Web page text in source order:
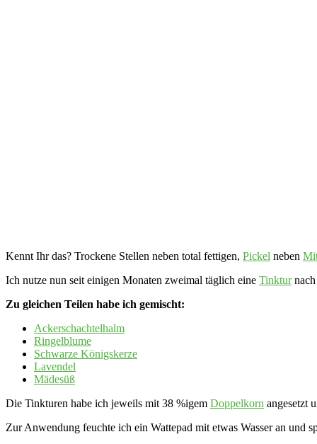
Kennt Ihr das? Trockene Stellen neben total fettigen, Pickel neben
Ich nutze nun seit einigen Monaten zweimal täglich eine Tinkturnach
Zu gleichen Teilen habe ich gemischt:
Ackerschachtelhalm
Ringelblume
Schwarze Königskerze
Lavendel
Mädesüß
Die Tinkturen habe ich jeweils mit 38 %igem Doppelkorn angesetzt
Zur Anwendung feuchte ich ein Wattepad mit etwas Wasser an und